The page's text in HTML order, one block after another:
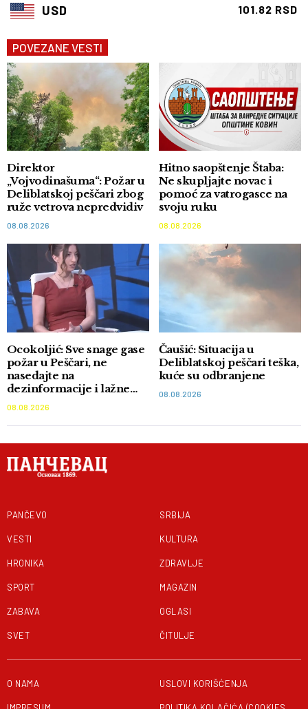
USD 101.82 RSD
POVEZANE VESTI
Direktor
„Vojvodinašuma“: Požar u
Deliblatskoj peščari zbog
ruže vetrova nepredvidiv
08.08.2026
Hitno saopštenje Štaba:
Ne skupljajte novac i
pomoć za vatrogasce na
svoju ruku
08.08.2026
Ocokoljić: Sve snage gase
požar u Peščari, ne
nasedajte na
dezinformacije i lažne
08.08.2026
Čaušić: Situacija u
Deliblatskoj peščari teška,
kuće su odbranjene
08.08.2026
PANČEVO
VESTI
HRONIKA
SPORT
ZABAVA
SVET
SRBIJA
KULTURA
ZDRAVLJE
MAGAZIN
OGLASI
ČITULJE
O NAMA USLOVI KORIŠĆENJA